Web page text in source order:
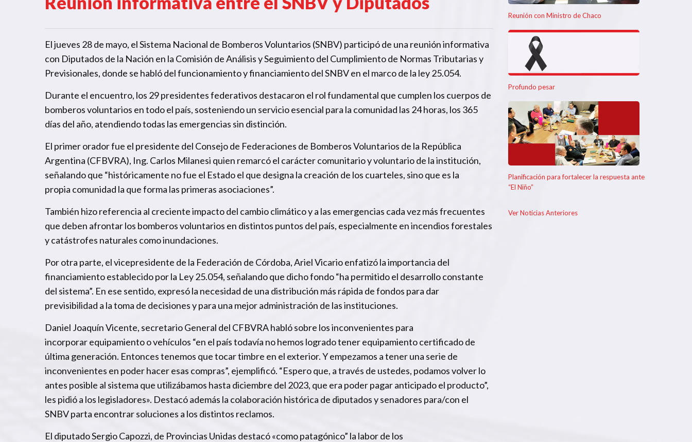
El jueves 28 de mayo, el Sistema Nacional de Bomberos Voluntarios (SNBV) participó de una reunión informativa
con Diputados de la Nación en la Comisión de Análisis y Seguimiento del Cumplimiento de Normas Tributarias y
Previsionales, donde se habló del funcionamiento y financiamiento del SNBV en el marco de la ley 25.054.
Durante el encuentro, los 29 presidentes federativos destacaron el rol fundamental que cumplen los cuerpos de
bomberos voluntarios en todo el país, sosteniendo un servicio esencial para la comunidad las 24 horas, los 365
días del año, atendiendo todas las emergencias sin distinción.
El primer orador fue el presidente del Consejo de Federaciones de Bomberos Voluntarios de la República
Argentina (CFBVRA), Ing. Carlos Milanesi quien remarcó el carácter comunitario y voluntario de la institución,
señalando que “históricamente no fue el Estado el que designa la creación de los cuarteles, sino que es la
propia comunidad la que forma las primeras asociaciones”.
También hizo referencia al creciente impacto del cambio climático y a las emergencias cada vez más frecuentes
que deben afrontar los bomberos voluntarios en distintos puntos del país, especialmente en incendios forestales
y catástrofes naturales como inundaciones.
Por otra parte, el vicepresidente de la Federación de Córdoba, Ariel Vicario enfatizó la importancia del
financiamiento establecido por la Ley 25.054, señalando que dicho fondo “ha permitido el desarrollo constante
del sistema”. En ese sentido, expresó la necesidad de una distribución más rápida de fondos para dar
previsibilidad a la toma de decisiones y para una mejor administración de las instituciones.
Daniel Joaquín Vicente, secretario General del CFBVRA habló sobre los inconvenientes para
incorporar equipamiento o vehículos “en el país todavía no hemos logrado tener equipamiento certificado de
última generación. Entonces tenemos que tocar timbre en el exterior. Y empezamos a tener una serie de
inconvenientes en poder hacer esas compras”, ejemplificó. “Espero que, a través de ustedes, podamos volver lo
antes posible al sistema que utilizábamos hasta diciembre del 2023, que era poder pagar anticipado el producto”,
les pidió a los legisladores». Destacó además la colaboración histórica de diputados y senadores para/con el
SNBV parta encontrar soluciones a los distintos reclamos.
El diputado Sergio Capozzi, de Provincias Unidas destacó «como patagónico” la labor de los
Reunión con Ministro de Chaco
Profundo pesar
Planificación para fortalecer la respuesta ante
“El Niño”
Ver Noticias Anteriores